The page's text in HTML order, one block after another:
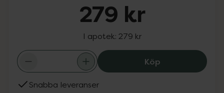
279 kr
I apotek: 279 kr
KöpThe Ordinary
Snabba leveranser